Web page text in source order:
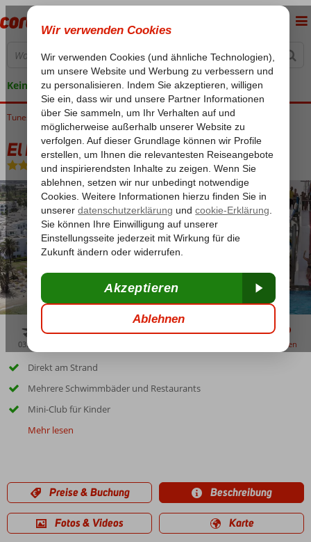
Keine versteckten Kosten
Home
Tunesien Golf von Hammamet Skanes El Mouradi Skanes
El Mouradi Skanes
All Inclusive-Hotel
03:00 merken
Direkt am Strand
Mehrere Schwimmbäder und Restaurants
Mini-Club für Kinder
Mehr lesen
Preise & Buchung Beschreibung
Fotos & Videos Karte